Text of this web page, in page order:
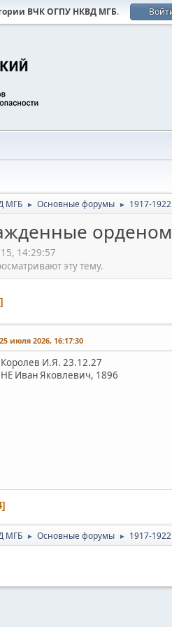
ВЧК ОГПУ НКВД МГБ.
МГБ ► Основные форумы ► 1917-
14:29:57
эту тему.
25 июля 2026, 16:17:30
Королев И.Я. 23.12.27
НЕ Иван Яковлевич, 1896
МГБ ► Основные форумы ► 1917-